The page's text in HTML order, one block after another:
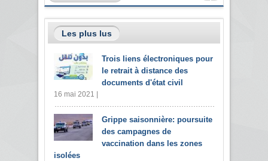
Les plus lus
Trois liens électroniques pour
le retrait à distance des
documents d'état civil
16 mai 2021 |
Grippe saisonnière: poursuite
des campagnes de
vaccination dans les zones
isolées